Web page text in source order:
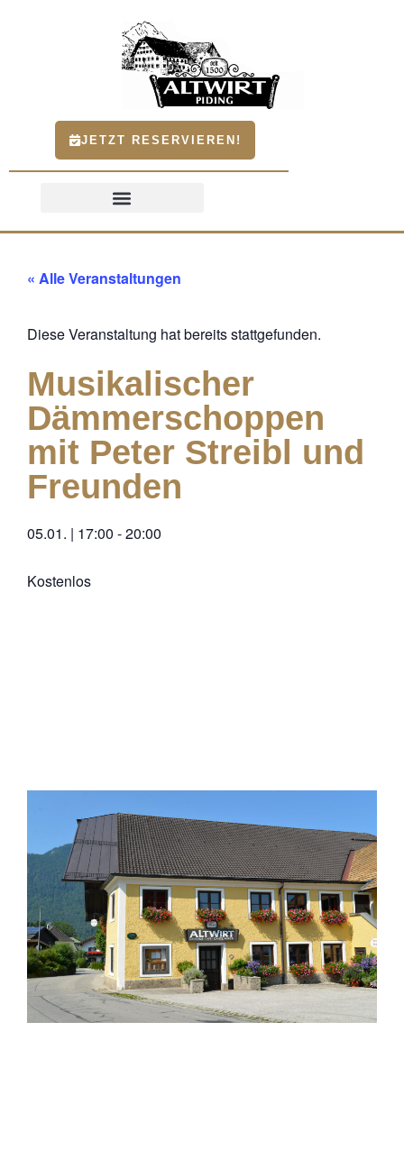
JETZT RESERVIEREN!
« Alle Veranstaltungen
Diese Veranstaltung hat bereits stattgefunden.
Musikalischer
Dämmerschoppen
mit Peter Streibl und
Freunden
05.01. | 17:00 -20:00
Kostenlos